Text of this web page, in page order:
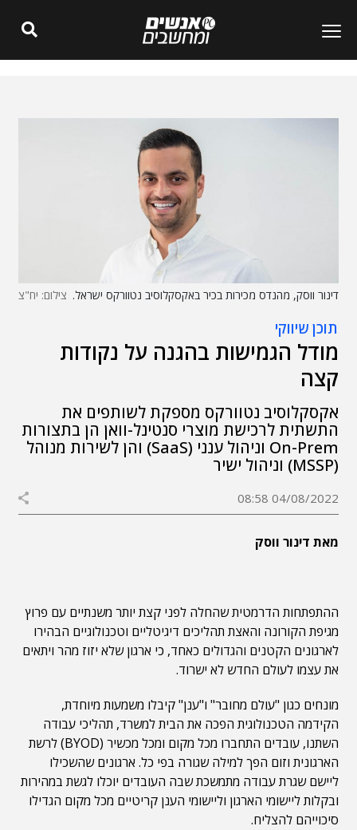
דינור ווסק, מהנדס מכירות בכיר באקסקלוסיב נטוורקס ישראל. צילום: יח"צ
תוכן שיווקי
מודל הגמישות בהגנה על נקודות
קצה
אקסקלוסיב נטוורקס מספקת לשותפים את
התשתית לרכישת מוצרי סנטינל-וואן הן בתצורות
On-Prem וניהול ענני (SaaS) והן לשירות מנוהל
(MSSP) וניהול ישיר
04/08/2022 08:58
מאת דינור ווסק
ההתפתחות הדרמטית שהחלה לפני קצת יותר משנתיים עם פרוץ
מגיפת הקורונה והאצת תהליכים דיגיטליים וטכנולוגיים הבהירו
לארגונים הקטנים והגדולים כאחד, כי ארגון שלא יזוז מהר ויתאים
את עצמו לעולם החדש לא ישרוד.
מונחים כגון "עולם מחובר" ו"ענן" קיבלו משמעות מיוחדת,
הקידמה הטכנולוגית הפכה את הבית למשרד, תהליכי עבודה
השתנו, עובדים התחברו מכל מקום ומכל מכשיר (BYOD) לרשת
הארגונית וזום הפך למילה שגורה בפי כל. ארגונים שהשכילו
ליישם שגרת עבודה מתמשכת שבה העובדים יוכלו לגשת במהירות
ובקלות ליישומי הארגון וליישומי הענן קריטיים מכל מקום הגדילו
סיכוייהם להצליח.